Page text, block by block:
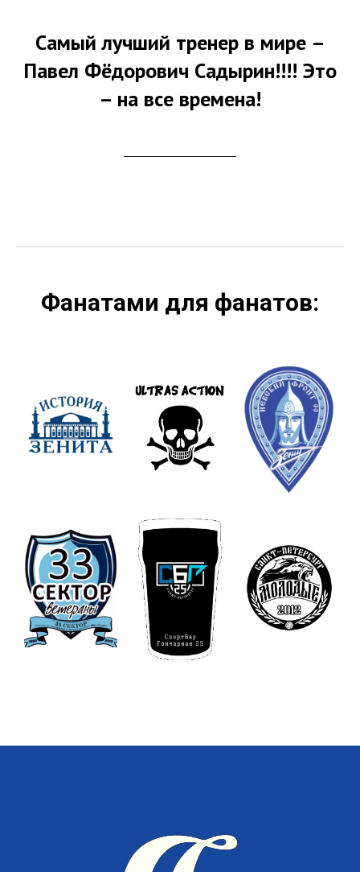
Самый лучший тренер в мире –
Павел Фёдорович Садырин!!!! Это
– на все времена!
Фанатами для фанатов: